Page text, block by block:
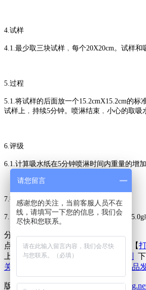
4.试样
4.1.最少取三块试样﹐每个20X20cm。试样
5.过程
5.1.将试样的后面放一个15.2cmX15.2cm的
试样上﹐持续5分钟。喷淋结束﹐小心的取吸
6.评级
6.1.计算吸水纸在5分钟喷淋时间内重量的增
7.报告
7.1.报告平均值。如大于5.0g﹐则报告为+5.0g
分享到：
点击次数：更新时间：2015-08-21 【
上一条：环保的碳氢树脂无氟防水剂
关于联庄
新品
版权所有 2013©http://
请您留言
感谢您的关注，当前客服人员不在
线，请填写一下您的信息，我们会
尽快和您联系。